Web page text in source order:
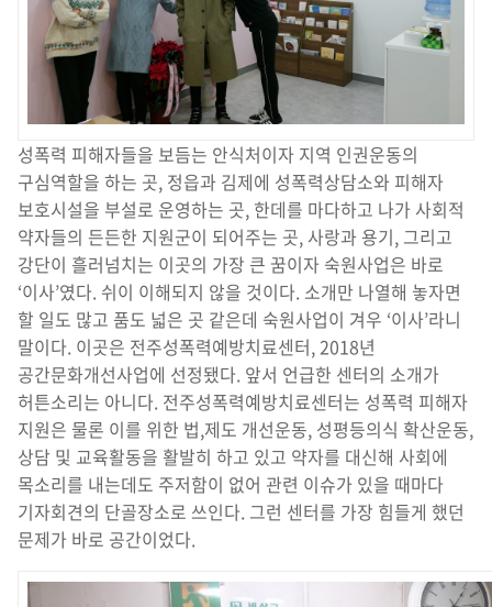
성폭력 피해자들을 보듬는 안식처이자 지역 인권운동의
구심역할을 하는 곳, 정읍과 김제에 성폭력상담소와 피해자
보호시설을 부설로 운영하는 곳, 한데를 마다하고 나가 사회적
약자들의 든든한 지원군이 되어주는 곳, 사랑과 용기, 그리고
강단이 흘러넘치는 이곳의 가장 큰 꿈이자 숙원사업은 바로
‘이사’였다. 쉬이 이해되지 않을 것이다. 소개만 나열해 놓자면
할 일도 많고 품도 넓은 곳 같은데 숙원사업이 겨우 ‘이사’라니
말이다. 이곳은 전주성폭력예방치료센터, 2018년
공간문화개선사업에 선정됐다. 앞서 언급한 센터의 소개가
허튼소리는 아니다. 전주성폭력예방치료센터는 성폭력 피해자
지원은 물론 이를 위한 법,제도 개선운동, 성평등의식 확산운동,
상담 및 교육활동을 활발히 하고 있고 약자를 대신해 사회에
목소리를 내는데도 주저함이 없어 관련 이슈가 있을 때마다
기자회견의 단골장소로 쓰인다. 그런 센터를 가장 힘들게 했던
문제가 바로 공간이었다.